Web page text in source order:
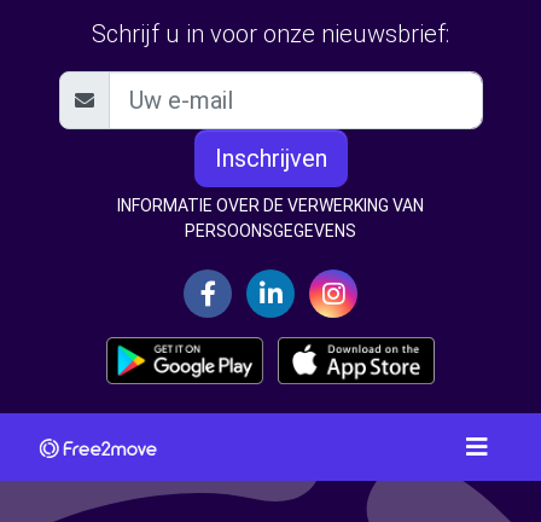
Schrijf u in voor onze nieuwsbrief:
Inschrijven
INFORMATIE OVER DE VERWERKING VAN
PERSOONSGEGEVENS